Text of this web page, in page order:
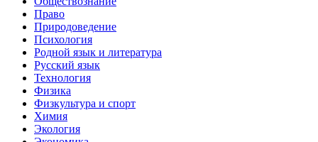
Право
Природоведение
Психология
Родной язык и литература
Русский язык
Технология
Физика
Физкультура и спорт
Химия
Экология